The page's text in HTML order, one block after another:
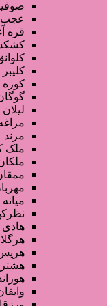
عجب
قره
کلیبر
کوزه
لیلان
مرند
ملک
میانه
هادی
آگهی ویژه
کمترین قیمت
بیشترین قیمت
در سایت تبلیغاتی
می‌گیرند و هیچ
فرمایید که در خرید
نداشته و کاربران
دسترسی سریع